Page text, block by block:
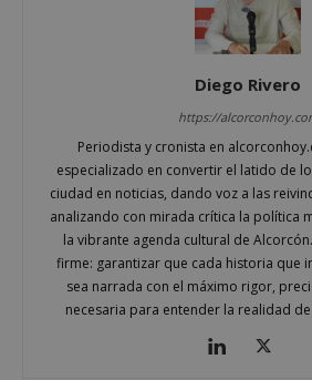
Diego Rivero
https://
Periodista y cronista en
especializado en convertir el latido de
ciudad en noticias, dando voz a las
analizando con mirada crítica la política
la vibrante agenda cultural de
firme: garantizar que cada historia que
sea narrada con el máximo rigor,
necesaria para entender la realidad
Privacy Policy